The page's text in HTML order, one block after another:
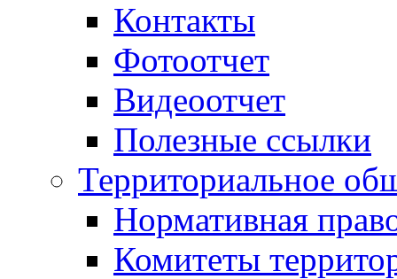
Контакты
Фотоотчет
Видеоотчет
Полезные ссылки
Территориальное
Нормативная
Комитеты